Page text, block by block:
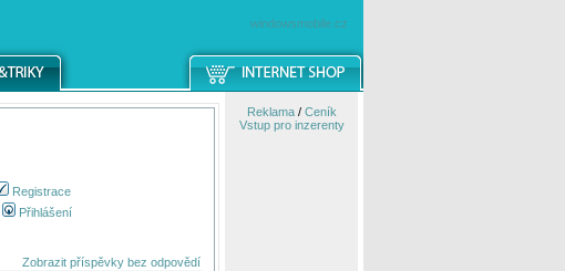
windowsmobile.cz
Registrace
Přihlášení
Zobrazit příspěvky bez odpovědí
Reklama/ Ceník
Vstup pro inzerenty